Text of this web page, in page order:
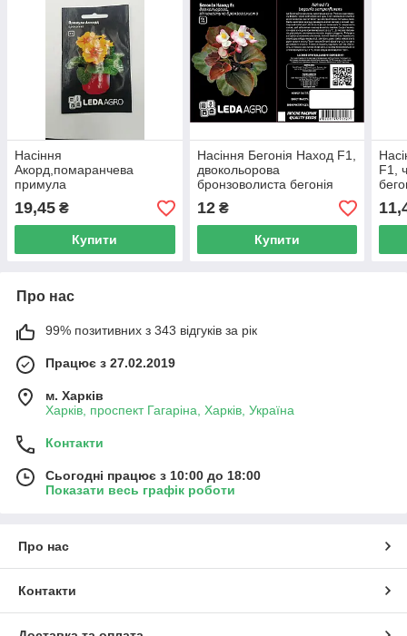
Насіння
Акорд,помаранчева
примула
19,45 ₴
Купити
Насіння Бегонія Наход F1,
двокольорова
бронзоволиста бегонія
(бегонія) 10шт
12₴
Купити
F1,
Про нас
99% позитивних з 343 відгуків за рік
Працює з 27.02.2019
м. Харків
Харків, проспект Гагаріна, Харків, Україна
Контакти
Сьогодні працює з 10:00 до 18:00
Показати весь графік роботи
Про нас
Контакти